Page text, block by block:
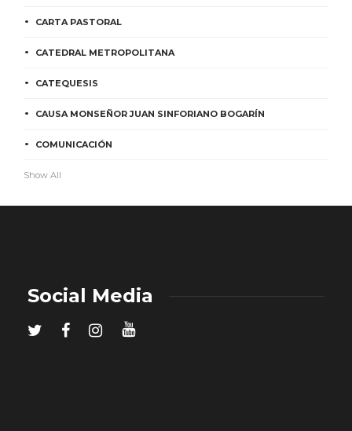
CARTA PASTORAL
CATEDRAL METROPOLITANA
CATEQUESIS
CAUSA MONSEÑOR JUAN SINFORIANO BOGARÍN
COMUNICACIÓN
Show All
Social Media